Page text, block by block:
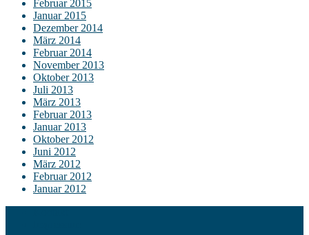
Februar 2015
Januar 2015
Dezember 2014
März 2014
Februar 2014
November 2013
Oktober 2013
Juli 2013
März 2013
Februar 2013
Januar 2013
Oktober 2012
Juni 2012
März 2012
Februar 2012
Januar 2012